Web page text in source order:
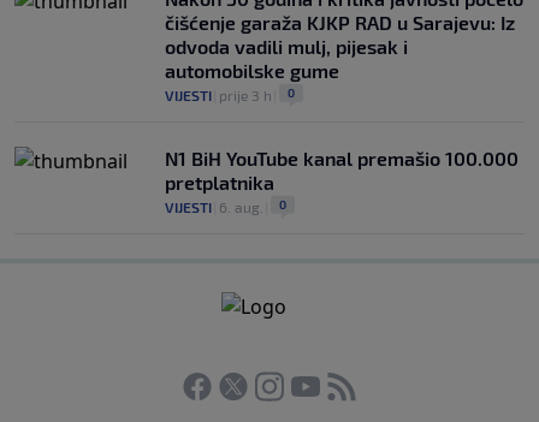
čišćenje garaža KJKP RAD u Sarajevu: Iz
odvoda vadili mulj, pijesak i
automobilske gume
VIJESTI prije 3 h 0
N1 BiH YouTube kanal premašio 100.000
pretplatnika
VIJESTI 6. aug. 0